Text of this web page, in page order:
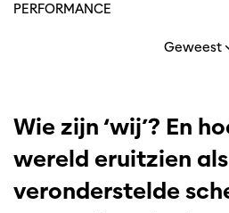
PERFORMANCE
Geweest
Wie zijn ‘wij’? En
wereld eruitzien
veronderstelde